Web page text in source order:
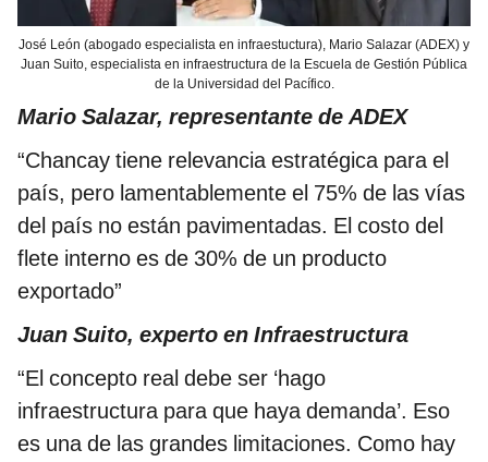
José León (abogado especialista en infraestuctura), Mario Salazar (ADEX) y
Juan Suito, especialista en infraestructura de la Escuela de Gestión Pública
de la Universidad del Pacífico.
Mario Salazar, representante de ADEX
“Chancay tiene relevancia estratégica para el
país, pero lamentablemente el 75% de las vías
del país no están pavimentadas. El costo del
flete interno es de 30% de un producto
exportado”
Juan Suito, experto en Infraestructura
“El concepto real debe ser ‘hago
infraestructura para que haya demanda’. Eso
es una de las grandes limitaciones. Como hay